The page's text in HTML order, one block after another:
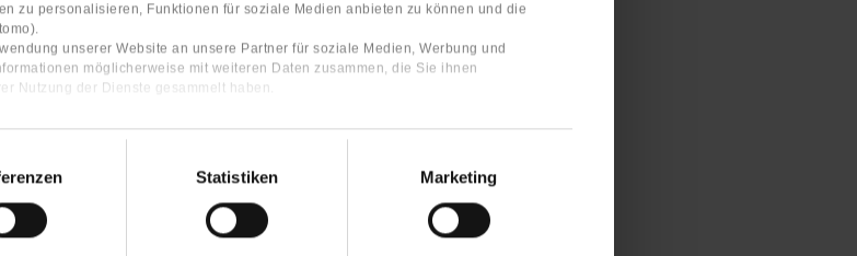
zu personalisieren, Funktionen für soziale Medien anbieten zu können und die
unserer Website an unsere Partner für soziale Medien, Werbung und
möglicherweise mit weiteren Daten zusammen, die Sie ihnen
Nutzung der Dienste gesammelt haben.
Statistiken Marketing